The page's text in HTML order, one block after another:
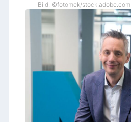
Bild: ©fotomek/stock.adobe.com